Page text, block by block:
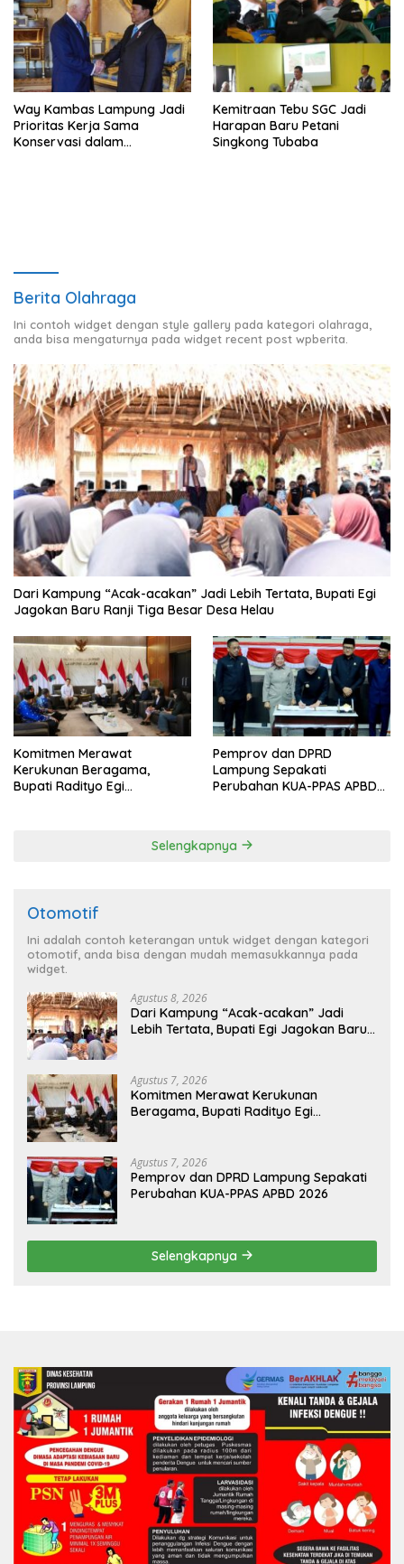
Way Kambas Lampung Jadi
Prioritas Kerja Sama
Konservasi dalam
Kemitraan Tebu SGC Jadi
Harapan Baru Petani
Singkong Tubaba
Berita Olahraga
Ini contoh widget dengan style gallery pada kategori olahraga,
anda bisa mengaturnya pada widget recent post wpberita.
Dari Kampung “Acak-acakan” Jadi Lebih Tertata, Bupati Egi
Jagokan Baru Ranji Tiga Besar Desa Helau
Komitmen Merawat
Kerukunan Beragama,
Bupati Radityo Egi
Pemprov dan DPRD
Lampung Sepakati
Perubahan KUA-PPAS APBD
Selengkapnya
Otomotif
Ini adalah contoh keterangan untuk widget dengan kategori
otomotif, anda bisa dengan mudah memasukkannya pada
widget.
Agustus 8, 2026
Dari Kampung “Acak-acakan” Jadi
Lebih Tertata, Bupati Egi Jagokan Baru
Agustus 7, 2026
Komitmen Merawat Kerukunan
Beragama, Bupati Radityo Egi
Agustus 7, 2026
Pemprov dan DPRD Lampung Sepakati
Perubahan KUA-PPAS APBD 2026
Selengkapnya